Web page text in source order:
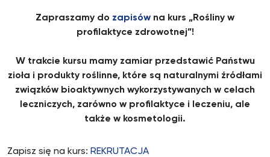
Zapraszamy do zapisów na kurs „Rośliny w
profilaktyce zdrowotnej”!
W trakcie kursu mamy zamiar przedstawić Państwu
zioła i produkty roślinne, które są naturalnymi źródłami
związków bioaktywnych wykorzystywanych w celach
leczniczych, zarówno w profilaktyce i leczeniu, ale
także w kosmetologii.
Zapisz się na kurs: REKRUTACJA